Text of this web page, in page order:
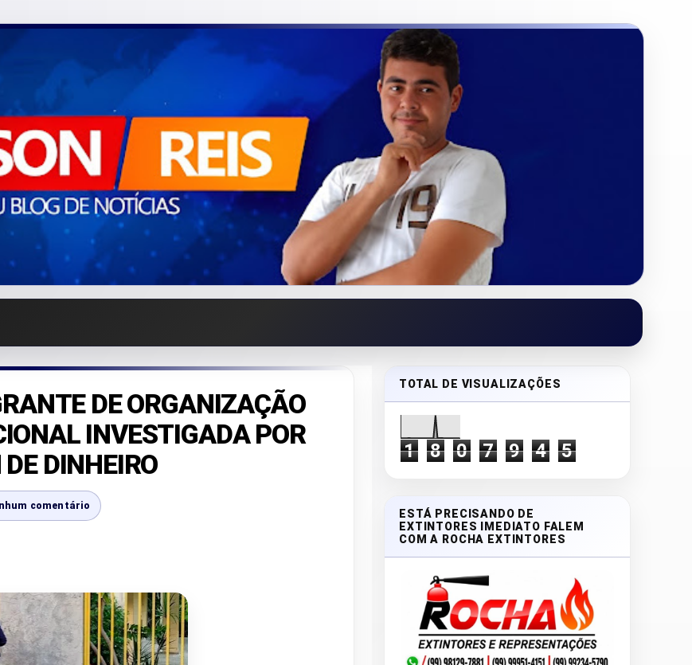
DE ORGANIZAÇÃO
INVESTIGADA POR
DINHEIRO
comentário
TOTAL DE VISUALIZAÇÕES
1 8 0 7 9 4 5
ESTÁ PRECISANDO DE
EXTINTORES IMEDIATO FALEM
COM A ROCHA EXTINTORES